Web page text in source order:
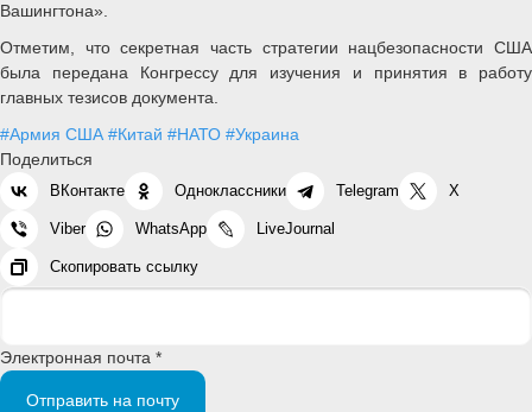
Вашингтона».
Отметим, что секретная часть стратегии нацбезопасности США
была передана Конгрессу для изучения и принятия в работу
главных тезисов документа.
#Армия США #Китай #НАТО #Украина
Поделиться
ВКонтакте Одноклассники Telegram X
Viber WhatsApp LiveJournal
Скопировать ссылку
Электронная почта *
Отправить на почту